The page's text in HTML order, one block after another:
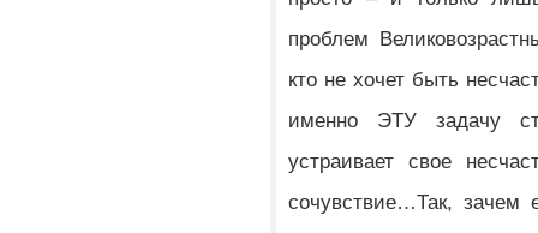
проблем
кто не хочет быть
именно ЭТУ задачу
устраивает свое
сочувствие…Так, зачем